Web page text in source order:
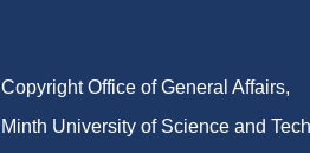
Copyright Office of General Affairs,
Minth University of Science and